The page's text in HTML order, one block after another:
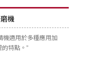
機
適用於多種應用加
特點。”